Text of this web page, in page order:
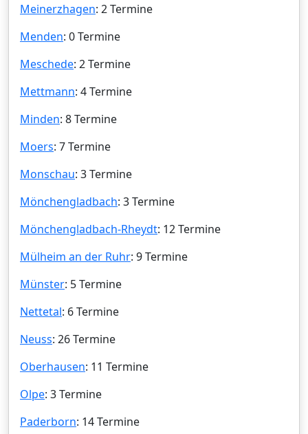
Meinerzhagen: 2 Termine
Menden: 0 Termine
Meschede: 2 Termine
Mettmann: 4 Termine
Minden: 8 Termine
Moers: 7 Termine
Monschau: 3 Termine
Mönchengladbach: 3 Termine
Mönchengladbach-Rheydt: 12 Termine
Mülheim an der Ruhr: 9 Termine
Münster: 5 Termine
Nettetal: 6 Termine
Neuss: 26 Termine
Oberhausen: 11 Termine
Olpe: 3 Termine
Paderborn: 14 Termine